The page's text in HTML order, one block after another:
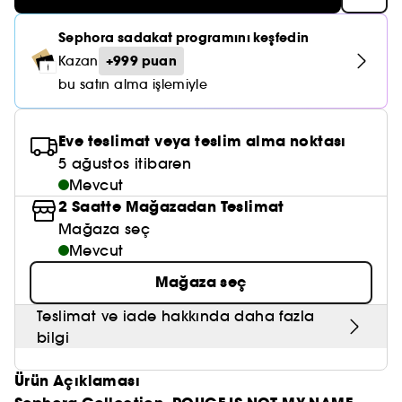
Maske
Cilt & Makyaj Temizleyiciler
Cilt Bakım Setleri
Saç Bakım Setleri
Okyanus Esansı
Matlaştırıcı Bakım
Kızarıklık için Bakım
Cilt Tonu Eşitsizliği için Bakım
Gözenek Karşıtı
Işıltı Veren Bakım
Karma ve Yağlı Saçlar
Kuru Saç Bakımı
CHAMPO
GHD
LE MONDE GOURMAND
SUMMER FRIDAYS
ERBORIAN
OLAPLEX
KÉRASTASE
TANGLE TEEZER
GISOU
K18
KAYALI
ARMANI
SUPERGOOP!
GISOU
AMIKA
KAYALI
LE MONDE GOURMAND
Sephora sadakat programını keşfedin
Kazan +999 puan
bu satın alma işlemiyle
Eve teslimat veya teslim alma noktası
5 ağustos itibaren
Mevcut
2 Saatte Mağazadan Teslimat
Mağaza seç
Mevcut
Mağaza seç
Teslimat ve iade hakkında daha fazla
bilgi
Ürün Açıklaması